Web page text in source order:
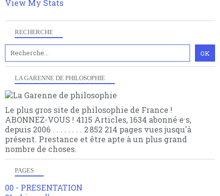
RECHERCHE
LA GARENNE DE PHILOSOPHIE
Le plus gros site de philosophie de France !
ABONNEZ-VOUS ! 4115 Articles, 1634 abonné·e·s,
depuis 2006 . . . . . . . . 2 852 214 pages vues jusqu'à
présent. Prestance et être apte à un plus grand
nombre de choses.
PAGES
00 - PRESENTATION
View My Stats